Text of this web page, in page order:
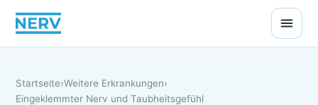
Startseite›Weitere Erkrankungen›
Eingeklemmter Nerv und Taubheitsgefühl